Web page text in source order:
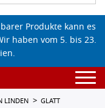
Produkte kann es
haben vom 5. bis 23.
LINDEN GLATT